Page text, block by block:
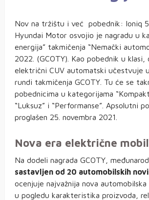
Nov na tržištu i već pobednik: Ioniq 5
Hyundai Motor osvojio je nagradu u
energija” takmičenja “Nemački
2022. (GCOTY). Kao pobednik u
električni CUV automatski učestvuje
rundi takmičenja GCOTY. Tu će se
pobednicima u kategorijama
“Luksuz” i “Performanse”. Apsolutni
proglašen 25. novembra 2021.
Nova era električne
Na dodeli nagrada GCOTY,
sastavljen od 20 automobilskih
ocenjuje najvažnija nova automobilska
u pogledu karakteristika proizvoda,